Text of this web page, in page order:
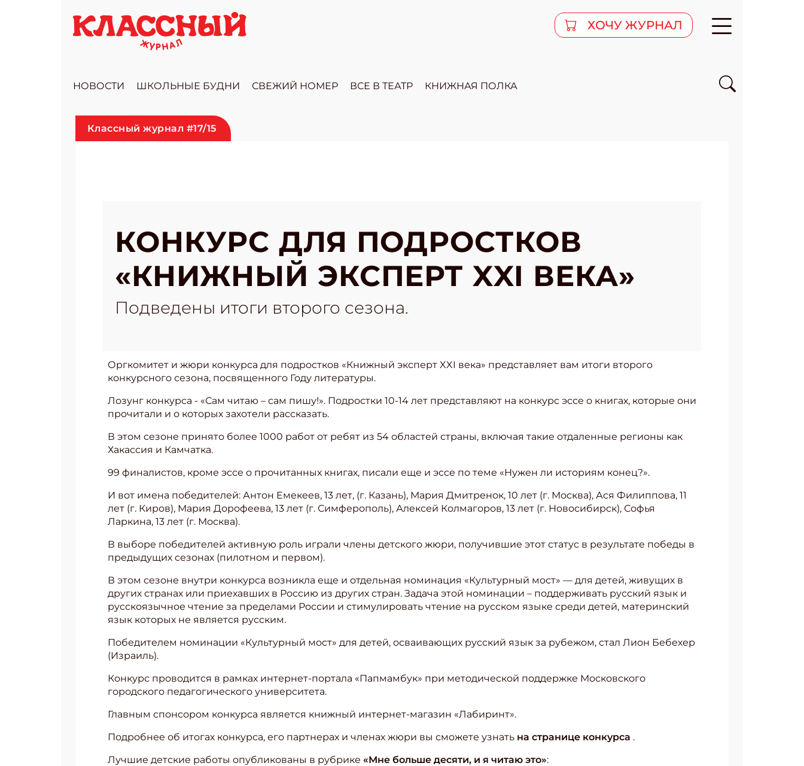
ХОЧУ ЖУРНАЛ
НОВОСТИ ШКОЛЬНЫЕ БУДНИ СВЕЖИЙ НОМЕР ВСЕ В ТЕАТР КНИЖНАЯ ПОЛКА
Классный журнал #17/15
КОНКУРС ДЛЯ ПОДРОСТКОВ
«КНИЖНЫЙ ЭКСПЕРТ XXI ВЕКА»
Подведены итоги второго сезона.
Оргкомитет и жюри конкурса для подростков «Книжный эксперт XXI века» представляет вам итоги второго
конкурсного сезона, посвященного Году литературы.
Лозунг конкурса - «Сам читаю – сам пишу!». Подростки 10-14 лет представляют на конкурс эссе о книгах, которые они
прочитали и о которых захотели рассказать.
В этом сезоне принято более 1000 работ от ребят из 54 областей страны, включая такие отдаленные регионы как
Хакассия и Камчатка.
99 финалистов, кроме эссе о прочитанных книгах, писали еще и эссе по теме «Нужен ли историям конец?».
И вот имена победителей: Антон Емекеев, 13 лет, (г. Казань), Мария Дмитренок, 10 лет (г. Москва), Ася Филиппова, 11
лет (г. Киров), Мария Дорофеева, 13 лет (г. Симферополь), Алексей Колмагоров, 13 лет (г. Новосибирск), Софья
Ларкина, 13 лет (г. Москва).
В выборе победителей активную роль играли члены детского жюри, получившие этот статус в результате победы в
предыдущих сезонах (пилотном и первом).
В этом сезоне внутри конкурса возникла еще и отдельная номинация «Культурный мост» — для детей, живущих в
других странах или приехавших в Россию из других стран. Задача этой номинации – поддерживать русский язык и
русскоязычное чтение за пределами России и стимулировать чтение на русском языке среди детей, материнский
язык которых не является русским.
Победителем номинации «Культурный мост» для детей, осваивающих русский язык за рубежом, стал Лион Бебехер
(Израиль).
Конкурс проводится в рамках интернет-портала «Папмамбук» при методической поддержке Московского
городского педагогического университета.
Главным спонсором конкурса является книжный интернет-магазин «Лабиринт».
Подробнее об итогах конкурса, его партнерах и членах жюри вы сможете узнать на странице конкурса .
Лучшие детские работы опубликованы в рубрике «Мне больше десяти, и я читаю это»: